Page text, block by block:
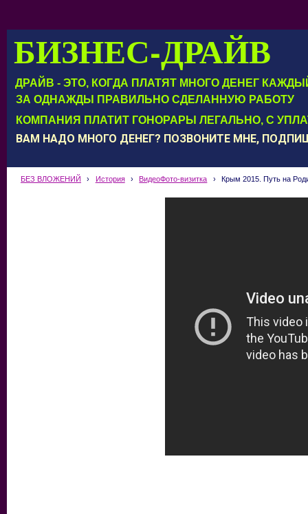
БИЗНЕС-ДРАЙВ
ДРАЙВ - ЭТО, КОГДА ПЛАТЯТ МНОГО ДЕНЕГ
КОМПАНИЯ ПЛАТИТ ГОНОРАРЫ ЛЕГАЛЬНО, С
ЗА ОДНАЖДЫ ПРАВИЛЬНО СДЕЛАННУЮ РАБОТУ
ВАМ НАДО МНОГО ДЕНЕГ? ПОЗВОНИТЕ МНЕ,
БЕЗ ВЛОЖЕНИЙ › История › ВидеоФото-визитка › Крым 2015. Путь на